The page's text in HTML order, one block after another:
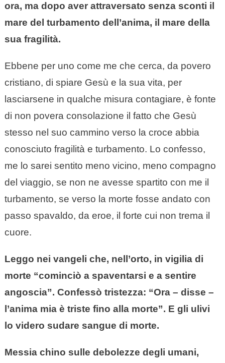
ora, ma dopo aver attraversato senza sconti il
mare del turbamento dell’anima, il mare della
sua fragilità.
Ebbene per uno come me che cerca, da povero
cristiano, di spiare Gesù e la sua vita, per
lasciarsene in qualche misura contagiare, è fonte
di non povera consolazione il fatto che Gesù
stesso nel suo cammino verso la croce abbia
conosciuto fragilità e turbamento. Lo confesso,
me lo sarei sentito meno vicino, meno compagno
del viaggio, se non ne avesse spartito con me il
turbamento, se verso la morte fosse andato con
passo spavaldo, da eroe, il forte cui non trema il
cuore.
Leggo nei vangeli che, nell’orto, in vigilia di
morte “cominciò a spaventarsi e a sentire
angoscia”. Confessò tristezza: “Ora – disse –
l’anima mia è triste fino alla morte”. E gli ulivi
lo videro sudare sangue di morte.
Messia chino sulle debolezze degli umani,